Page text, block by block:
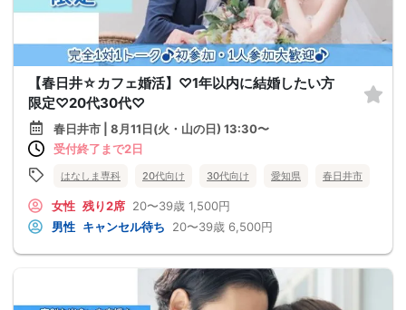
【春日井☆カフェ婚活】♡1年以内に結婚したい方
限定♡20代30代♡
春日井市 | 8月11日(火・山の日) 13:30〜
受付終了まで2日
はなしま専科 20代向け 30代向け 愛知県 春日井市
女性 残り2席 20〜39歳 1,500円
男性 キャンセル待ち 20〜39歳 6,500円